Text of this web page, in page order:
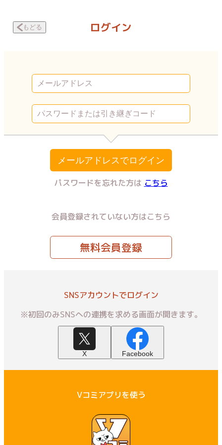
もどる ログイン
メールアドレスでログイン
パスワードを忘れた方は こちら
会員登録されていない方はこちら
無料会員登録
SNSアカウントでログイン
※初回のみSNSへの連携を求める画面が開きます。
X Facebook
Vコミアプリを使う